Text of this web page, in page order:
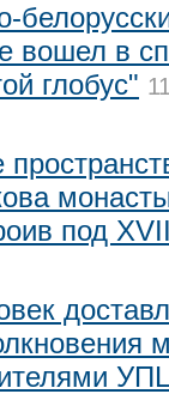
вошел в
глобус"
под